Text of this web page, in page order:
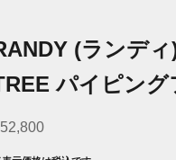
(ランデ
パイピング
ール価格